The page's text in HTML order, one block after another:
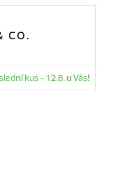
kus - 12.8. u Vás!